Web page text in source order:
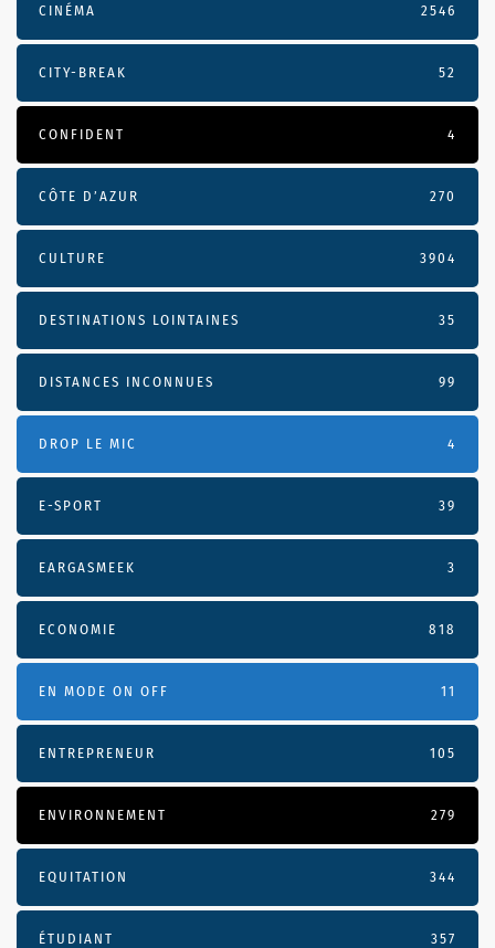
CINÉMA 2546
CITY-BREAK 52
CONFIDENT 4
CÔTE D’AZUR 270
CULTURE 3904
DESTINATIONS LOINTAINES 35
DISTANCES INCONNUES 99
DROP LE MIC 4
E-SPORT 39
EARGASMEEK 3
ECONOMIE 818
EN MODE ON OFF 11
ENTREPRENEUR 105
ENVIRONNEMENT 279
EQUITATION 344
ÉTUDIANT 357